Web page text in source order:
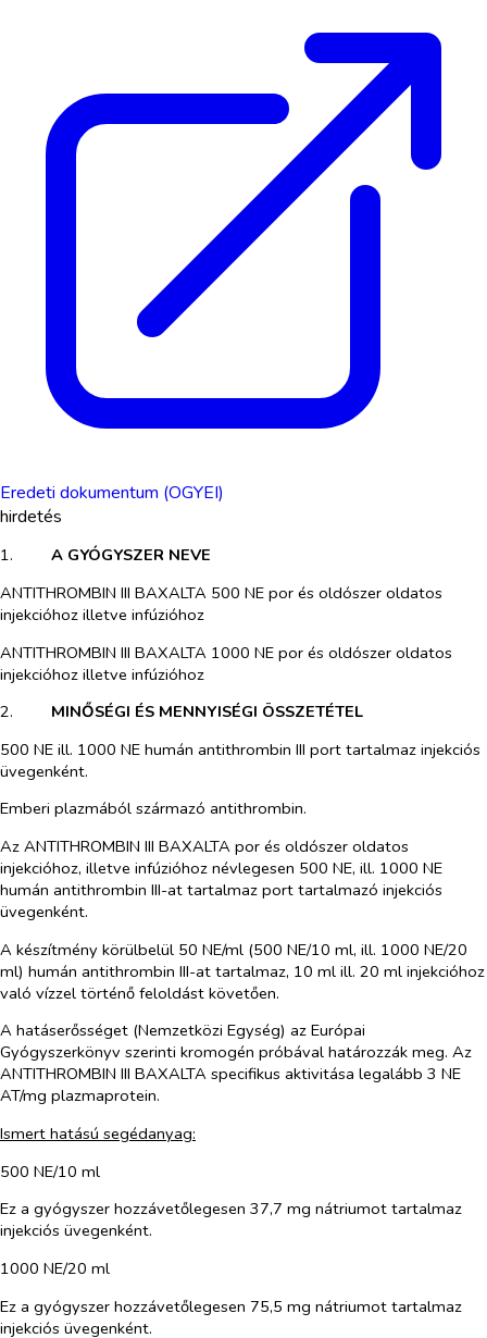
Eredeti dokumentum (OGYEI)
hirdetés
1.​
A GYÓGYSZER NEVE
ANTITHROMBIN III BAXALTA 500 NE por és oldószer oldatos
injekcióhoz illetve infúzióhoz
ANTITHROMBIN III BAXALTA 1000 NE por és oldószer oldatos
injekcióhoz illetve infúzióhoz
2.​
MINŐSÉGI ÉS MENNYISÉGI ÖSSZETÉTEL
500 NE ill. 1000 NE humán antithrombin III port tartalmaz injekciós
üvegenként.
Emberi plazmából származó antithrombin.
Az ANTITHROMBIN III BAXALTA por és oldószer oldatos
injekcióhoz, illetve infúzióhoz névlegesen 500 NE, ill. 1000 NE
humán antithrombin III-at tartalmaz port tartalmazó injekciós
üvegenként.
A készítmény körülbelül 50 NE/ml (500 NE/10 ml, ill. 1000 NE/20
ml) humán antithrombin III-at tartalmaz, 10 ml ill. 20 ml injekcióhoz
való vízzel történő feloldást követően.
A hatáserősséget (Nemzetközi Egység) az Európai
Gyógyszerkönyv szerinti kromogén próbával határozzák meg. Az
ANTITHROMBIN III BAXALTA specifikus aktivitása legalább 3 NE
AT/mg plazmaprotein.
Ismert hatású segédanyag:
500 NE/10 ml
Ez a gyógyszer hozzávetőlegesen 37,7 mg nátriumot tartalmaz
injekciós üvegenként.
1000 NE/20 ml
Ez a gyógyszer hozzávetőlegesen 75,5 mg nátriumot tartalmaz
injekciós üvegenként.